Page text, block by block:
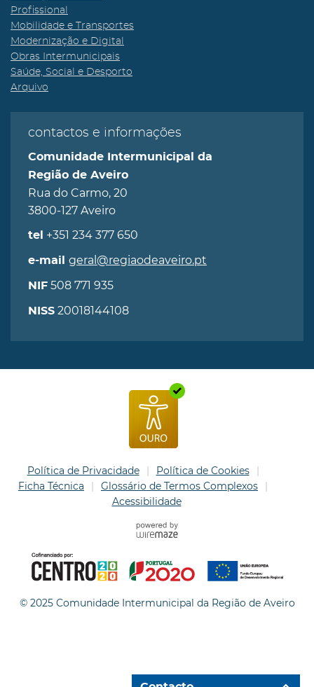
Profissional
Mobilidade e Transportes
Modernização e Digital
Obras Intermunicipais
Saúde, Social e Desporto
Arquivo
contactos e informações
Comunidade Intermunicipal da
Região de Aveiro
Rua do Carmo, 20
3800-127 Aveiro
tel +351 234 377 650
e-mail geral@regiaodeaveiro.pt
NIF 508 771 935
NISS 20018144108
Política de Privacidade
Política de Cookies
Ficha Técnica
Glossário de Termos Complexos
Acessibilidade
© 2025 Comunidade Intermunicipal da Região de Aveiro